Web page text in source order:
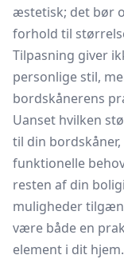
æstetisk; det bør
forhold til
Tilpasning giver
personlige stil,
bordskånerens
Uanset hvilken
til din
funktionelle
resten af din
muligheder
være både en
element i dit hjem.